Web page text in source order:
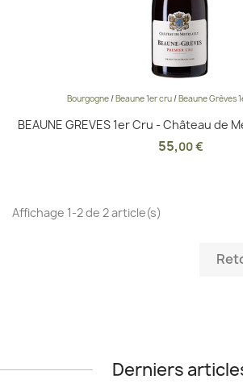
Bourgogne/Beaune 1er cru/Beaune Grèves
BEAUNE GREVES 1er Cru - Château de
55,00 €
Affichage 1-2 de 2 article(s)
Derniers